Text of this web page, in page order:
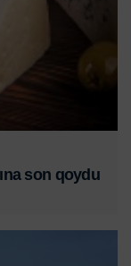
son qoydu